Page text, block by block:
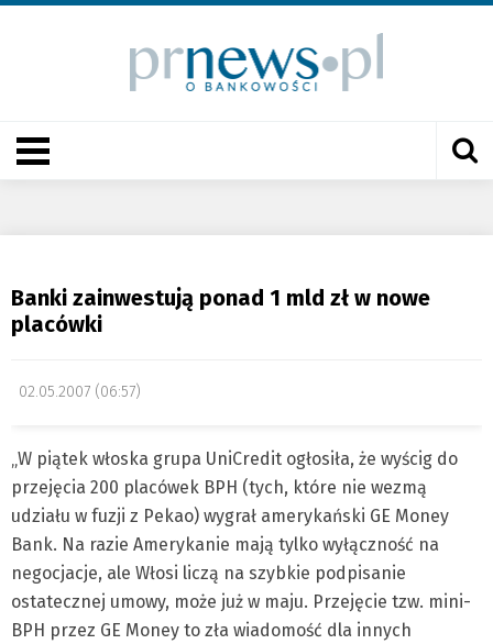
Banki zainwestują ponad 1 mld zł w nowe
placówki
02.05.2007 (06:57)
„W piątek włoska grupa UniCredit ogłosiła, że wyścig do
przejęcia 200 placówek BPH (tych, które nie wezmą
udziału w fuzji z Pekao) wygrał amerykański GE Money
Bank. Na razie Amerykanie mają tylko wyłączność na
negocjacje, ale Włosi liczą na szybkie podpisanie
ostatecznej umowy, może już w maju. Przejęcie tzw. mini-
BPH przez GE Money to zła wiadomość dla innych